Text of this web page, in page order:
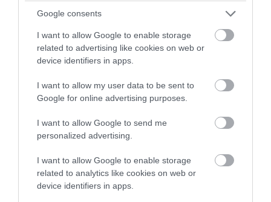
Google consents
I want to allow Google to enable storage
related to advertising like cookies on web or
device identifiers in apps.
I want to allow my user data to be sent to
Google for online advertising purposes.
I want to allow Google to send me
personalized advertising.
I want to allow Google to enable storage
related to analytics like cookies on web or
device identifiers in apps.
Διεθνής ποδοσφαιριστής με την
Ουγκάντα βρήκε τραγικό θάνατο από
ξυλοδαρμό